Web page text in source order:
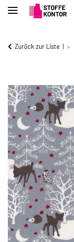
Zurück zur Liste